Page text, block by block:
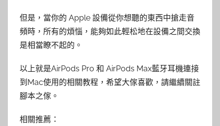
但是，當你的 Apple 設備從你想聽的東西中搶走音
頻時，所有的煩惱，能夠如此輕松地在設備之間交換
是相當瞭不起的。
以上就是AirPods Pro 和 AirPods Max藍牙耳機連接
到Mac使用的相關教程，希望大傢喜歡，請繼續關註
腳本之傢。
相關推薦：